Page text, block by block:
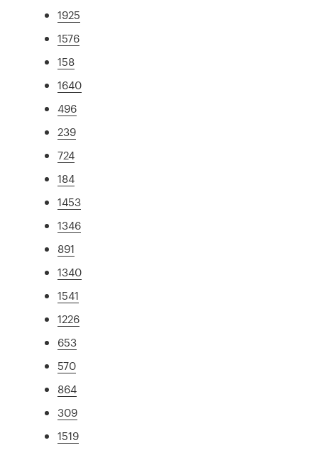
1925
1576
158
1640
496
239
724
184
1453
1346
891
1340
1541
1226
653
570
864
309
1519